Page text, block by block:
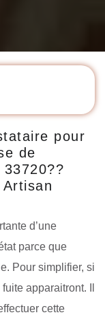
pour
de
d’une
parce que
Pour simplifier, si
apparaitront. Il
cette